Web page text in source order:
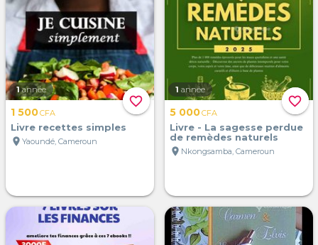
favorite_border
1 année
1 500CFA
Livre recettes simples
location_on Yaoundé, Cameroun
favorite_border
1 année
5 000CFA
Livre - La sagesse perdue
de remèdes naturels
location_on Nkongsamba, Cameroun